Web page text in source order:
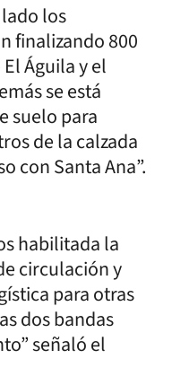
los
finalizando 800
Águila y el
se está
suelo para
de la calzada
con Santa Ana”.
habilitada la
circulación y
para otras
dos bandas
señaló el